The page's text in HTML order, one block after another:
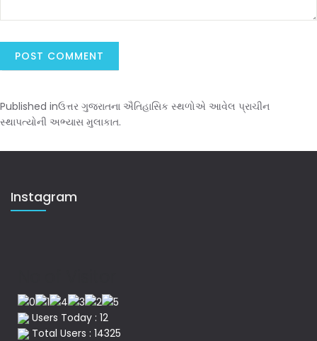
Published inઉત્તર ગુજરાતના ઐતિહાસિક સ્થળોએ આવેલ પ્રાચીન
સ્થાપત્યોની અભ્યાસ મુલાકાત.
Instagram
Users Today : 12
Total Users : 14325